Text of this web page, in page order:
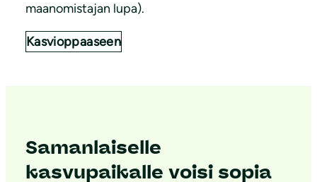
maanomistajan lupa).
Kasvioppaaseen
Samanlaiselle
kasvupaikalle voisi sopia